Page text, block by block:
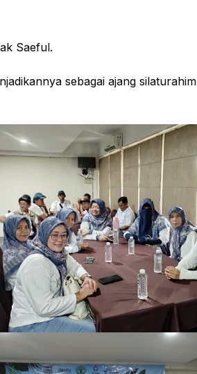
Saeful.
sebagai ajang